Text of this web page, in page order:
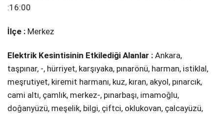
:16:00
İlçe : Merkez
Elektrik Kesintisinin Etkilediği Alanlar : Ankara,
taşpınar, -, hürri̇yet, karşıyaka, pınarönü, harman, i̇sti̇klal,
meşruti̇yet, ki̇remi̇t harmanı, kuz, kıran, akyol, pınarcık,
cami̇ altı, çamlık, merkez-, pınarbaşı, i̇mamoğlu,
doğanyüzü, meşeli̇k, bi̇lgi̇, çi̇ftci̇, oklukovan, çalcayüzü,